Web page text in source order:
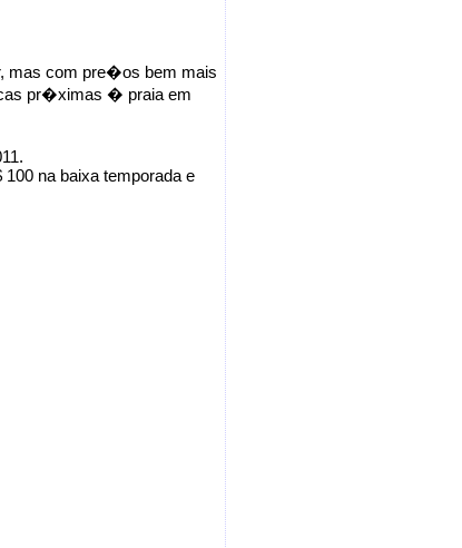
mas com pre�os bem mais
pr�ximas � praia em
na baixa temporada e